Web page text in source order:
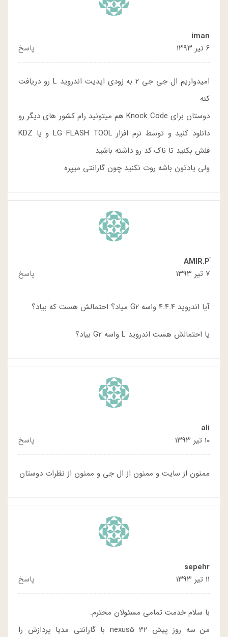
iman
۶ تیر ۱۳۹۳
پاسخ
امیدواریم ال جی جی ۲ به زودی اپدیت اندروید L رو دریافت
کنه
دوستان برای Knock Code هم میتونید رام کشور های دیگر رو
دانلود کنید و توسط نرم افزار LG FLASH TOOL و یا KDZ
فلش بکنید تا ناک کد رو داشته باشید
ولی یادتون باشه روت نکنید چون گارانتی میپره
۷ تیر ۱۳۹۳
پاسخ
آیا اندروید ۴.۴.۴ واسه G2 میاد؟ احتمالش هست که بیاد؟
یا احتمالش هست اندروید L واسه G2 بیاد؟
ali
۱۰ تیر ۱۳۹۳
پاسخ
ممنون از سایت و ممنون از ال جی و ممنون از نظرات دوستان
sepehr
۱۱ تیر ۱۳۹۳
پاسخ
با سلام خدمت تمامی مسئولان محترم.
من سه روز پیش nexus5 32 با گارانتی مدیا پردازش را